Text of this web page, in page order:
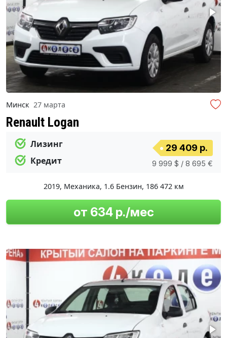
Минск 27 марта
Renault Logan
Лизинг
Кредит
29 409 р.
9 999 $ / 8 695 €
2019, Механика, 1.6 Бензин, 186 472 км
от 634 р./мес